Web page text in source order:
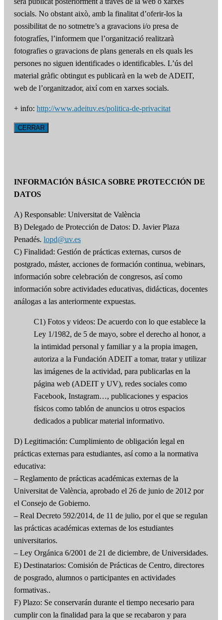
socials. No obstant això, amb la finalitat d’oferir-los la
possibilitat de no sotmetre’s a gravacions i/o presa de
fotografíes, l’informem que l’organització realitzarà
fotografies o gravacions de plans generals en els quals les
persones no siguen identificades o identificables. L’ús del
material gràfic obtingut es publicarà en la web de ADEIT,
web de l’organitzador, així com en xarxes socials.
+ info: http://www.adeituv.es/politica-de-privacitat
CERRAR
INFORMACIÓN BÁSICA SOBRE PROTECCIÓN DE
DATOS
A) Responsable: Universitat de València
B) Delegado de Protección de Datos: D. Javier Plaza
Penadés. lopd@uv.es
C) Finalidad: Gestión de prácticas externas, cursos de
postgrado, máster, acciones de formación continua, webinars,
información sobre celebración de congresos, así como
información sobre actividades educativas, didácticas, docentes
análogas a las anteriormente expuestas.
C1) Fotos y videos: De acuerdo con lo que establece la
Ley 1/1982, de 5 de mayo, sobre el derecho al honor, a
la intimidad personal y familiar y a la propia imagen,
autoriza a la Fundación ADEIT a tomar, tratar y utilizar
las imágenes de la actividad, para publicarlas en la
página web (ADEIT y UV), redes sociales como
Facebook, Instagram…, publicaciones y espacios
físicos como tablón de anuncios u otros espacios
dedicados a publicar material informativo.
D) Legitimación: Cumplimiento de obligación legal en
prácticas externas para estudiantes, así como a la normativa
educativa:
– Reglamento de prácticas académicas externas de la
Universitat de València, aprobado el 26 de junio de 2012 por
el Consejo de Gobierno.
– Real Decreto 592/2014, de 11 de julio, por el que se regulan
las prácticas académicas externas de los estudiantes
universitarios.
– Ley Orgánica 6/2001 de 21 de diciembre, de Universidades.
E) Destinatarios: Comisión de Prácticas de Centro, directores
de posgrado, alumnos o participantes en actividades
formativas..
F) Plazo: Se conservarán durante el tiempo necesario para
cumplir con la finalidad para la que se recabaron y para